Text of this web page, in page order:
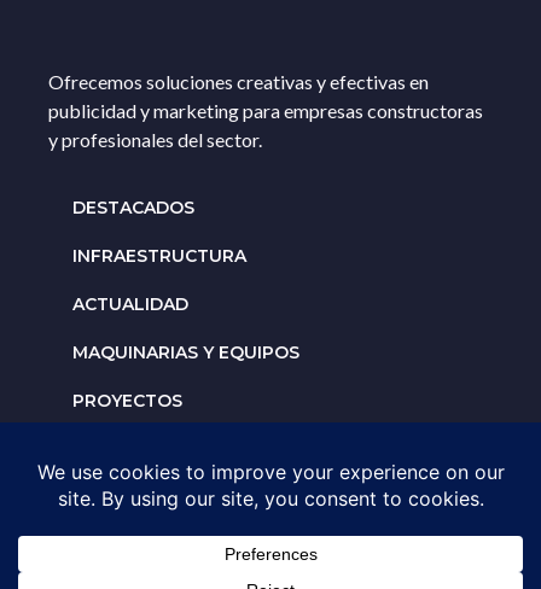
Ofrecemos soluciones creativas y efectivas en
publicidad y marketing para empresas constructoras
y profesionales del sector.
DESTACADOS
INFRAESTRUCTURA
ACTUALIDAD
MAQUINARIAS Y EQUIPOS
PROYECTOS
Solicita un espacio para
tu negocio
AGENDA UNA ASESORÍA